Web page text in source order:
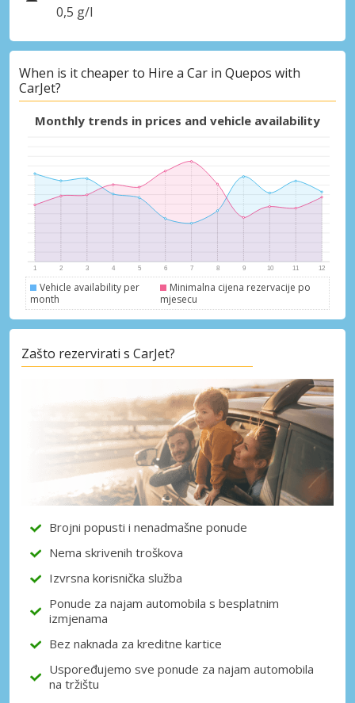
Posebni popusti
Pristupite ekskluzivnim ponudama naših
dobavljača
Prijava putem eLinka
0,5 g/l
When is it cheaper to Hire a Car in Quepos with
CarJet?
Monthly trends in prices and vehicle availability
Vehicle availability per
month
Minimalna cijena rezervacije po
mjesecu
Zašto rezervirati s CarJet?
Brojni popusti i nenadmašne ponude
Nema skrivenih troškova
Izvrsna korisnička služba
Ponude za najam automobila s besplatnim
izmjenama
Bez naknada za kreditne kartice
Uspoređujemo sve ponude za najam automobila
na tržištu